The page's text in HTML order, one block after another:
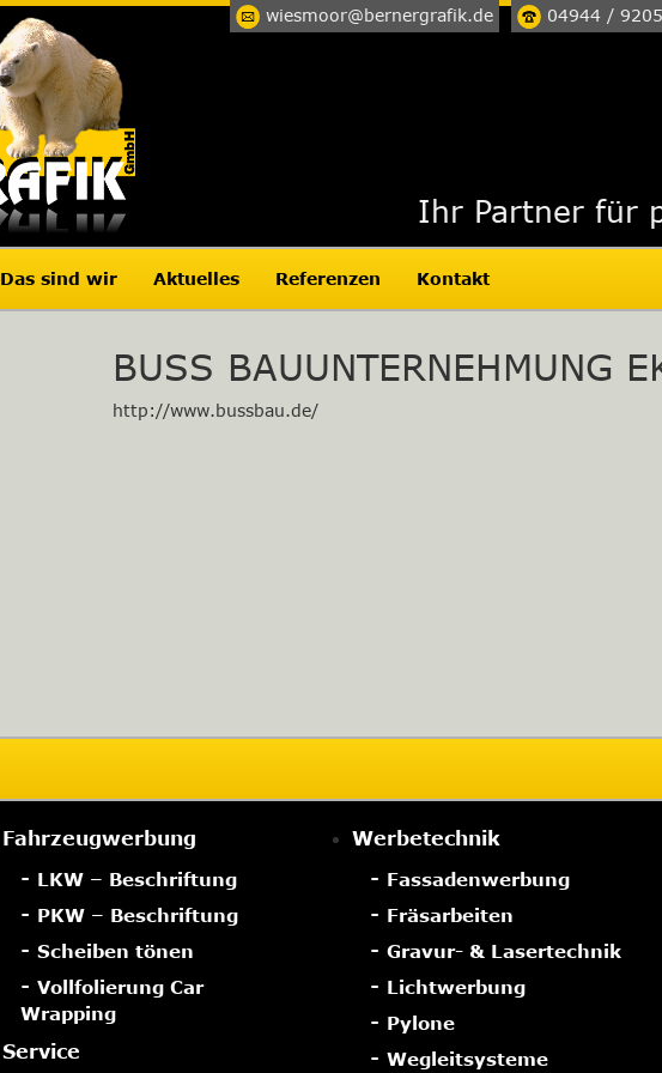
04944 /
wiesmoor@bernergrafik.de
Ihr Partner für
Das sind wir Aktuelles Referenzen Kontakt
BUSS BAUUNTERNEHMUNG
http://www.bussbau.de/
Fahrzeugwerbung
LKW – Beschriftung
PKW – Beschriftung
Scheiben tönen
Vollfolierung Car
Wrapping
Service
Werbetechnik
Fassadenwerbung
Fräsarbeiten
Gravur- & Lasertechnik
Lichtwerbung
Pylone
Wegleitsysteme